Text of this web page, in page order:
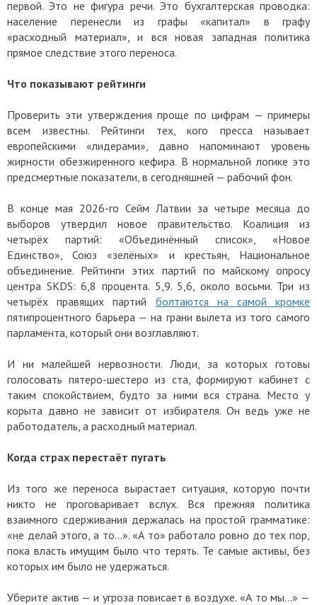
первой. Это не фигура речи. Это бухгалтерская проводка:
население перенесли из графы «капитал» в графу
«расходный материал», и вся новая западная политика
прямое следствие этого переноса.
Что показывают рейтинги
Проверить эти утверждения проще по цифрам — примеры
всем известны. Рейтинги тех, кого пресса называет
европейскими «лидерами», давно напоминают уровень
жирности обезжиренного кефира. В нормальной логике это
предсмертные показатели, в сегодняшней — рабочий фон.
В конце мая 2026-го Сейм Латвии за четыре месяца до
выборов утвердил новое правительство. Коалиция из
четырёх партий: «Объединённый список», «Новое
Единство», Союз «зелёных» и крестьян, Национальное
объединение. Рейтинги этих партий по майскому опросу
центра SKDS: 6,8 процента. 5,9. 5,6, около восьми. Три из
четырёх правящих партий болтаются на самой кромке
пятипроцентного барьера — на грани вылета из того самого
парламента, который они возглавляют.
И ни малейшей нервозности. Люди, за которых готовы
голосовать пятеро-шестеро из ста, формируют кабинет с
таким спокойствием, будто за ними вся страна. Место у
корыта давно не зависит от избирателя. Он ведь уже не
работодатель, а расходный материал.
Когда страх перестаёт пугать
Из того же переноса вырастает ситуация, которую почти
никто не проговаривает вслух. Вся прежняя политика
взаимного сдерживания держалась на простой грамматике:
«не делай этого, а то…». «А то» работало ровно до тех пор,
пока власть имущим было что терять. Те самые активы, без
которых им было не удержаться.
Уберите актив — и угроза повисает в воздухе. «А то мы…» —